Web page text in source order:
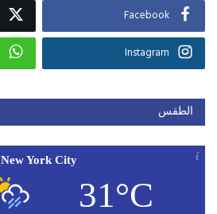
Facebook
Instagram
الطقس
New York City
31°C